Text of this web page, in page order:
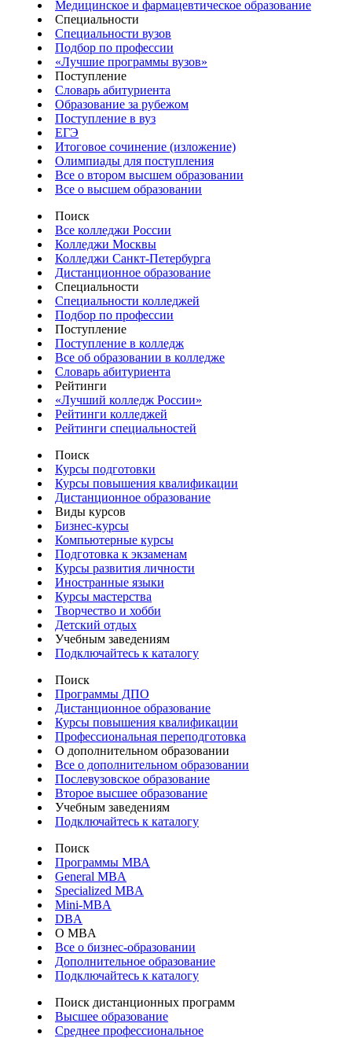
Медицинское и фармацевтическое образование
Специальности
Специальности вузов
Подбор по профессии
«Лучшие программы вузов»
Поступление
Словарь абитуриента
Образование за рубежом
Поступление в вуз
ЕГЭ
Итоговое сочинение (изложение)
Олимпиады для поступления
Все о втором высшем образовании
Все о высшем образовании
Поиск
Все колледжи России
Колледжи Москвы
Колледжи Санкт-Петербурга
Дистанционное образование
Специальности
Специальности колледжей
Подбор по профессии
Поступление
Поступление в колледж
Все об образовании в колледже
Словарь абитуриента
Рейтинги
«Лучший колледж России»
Рейтинги колледжей
Рейтинги специальностей
Поиск
Курсы подготовки
Курсы повышения квалификации
Дистанционное образование
Виды курсов
Бизнес-курсы
Компьютерные курсы
Подготовка к экзаменам
Курсы развития личности
Иностранные языки
Курсы мастерства
Творчество и хобби
Детский отдых
Учебным заведениям
Подключайтесь к каталогу
Поиск
Программы ДПО
Дистанционное образование
Курсы повышения квалификации
Профессиональная переподготовка
О дополнительном образовании
Все о дополнительном образовании
Послевузовское образование
Второе высшее образование
Учебным заведениям
Подключайтесь к каталогу
Поиск
Программы МВА
General MBA
Specialized MBA
Mini-MBA
DBA
О MBA
Все о бизнес-образовании
Дополнительное образование
Подключайтесь к каталогу
Поиск дистанционных программ
Высшее образование
Среднее профессиональное